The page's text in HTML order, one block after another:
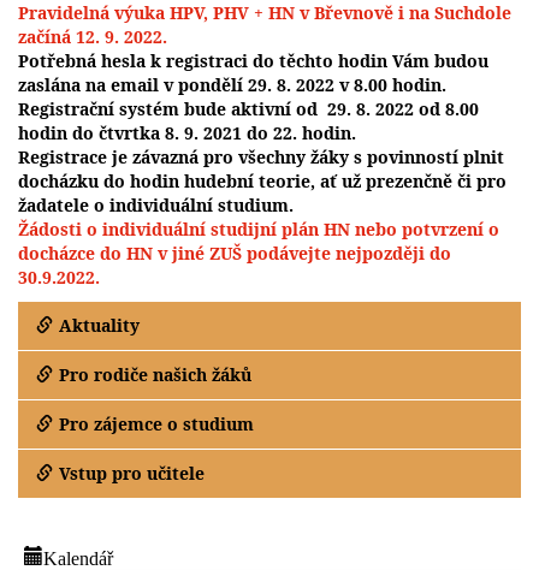
Aktuality
Pro rodiče našich žáků
Pro zájemce o studium
Vstup pro učitele
Kalendář
Pravidelná výuka HPV, PHV + HN v Břevnově i na Suchdole
začíná 12. 9. 2022.
Potřebná hesla k registraci do těchto hodin Vám budou
zaslána na email v pondělí 29. 8. 2022 v 8.00 hodin.
Registrační systém bude aktivní od 29. 8. 2022 od 8.00
hodin do čtvrtka 8. 9. 2021 do 22. hodin.
Registrace je závazná pro všechny žáky s povinností plnit
docházku do hodin hudební teorie, ať už prezenčně či pro
žadatele o individuální studium.
Žádosti o individuální studijní plán HN nebo potvrzení o
docházce do HN v jiné ZUŠ podávejte nejpozději do
30.9.2022.